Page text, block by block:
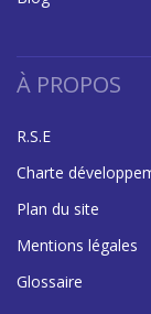
À PROPOS
R.S.E
Charte
Plan du site
Mentions légales
Glossaire